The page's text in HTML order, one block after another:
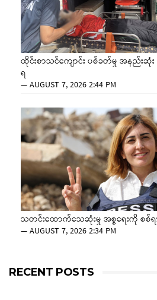
ထိုင်းစာသင်ကျောင်း ပစ်ခတ်မှု အနည်းဆုံး
ရ
—AUGUST 7, 2026 2:44 PM
သတင်းထောက်သေဆုံးမှု အစ္စရေးကို စစ်ရ
—AUGUST 7, 2026 2:34 PM
RECENT POSTS